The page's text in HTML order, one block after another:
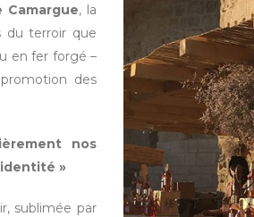
Camargue, la
du terroir que
en fer forgé –
des
nos
»
sublimée par